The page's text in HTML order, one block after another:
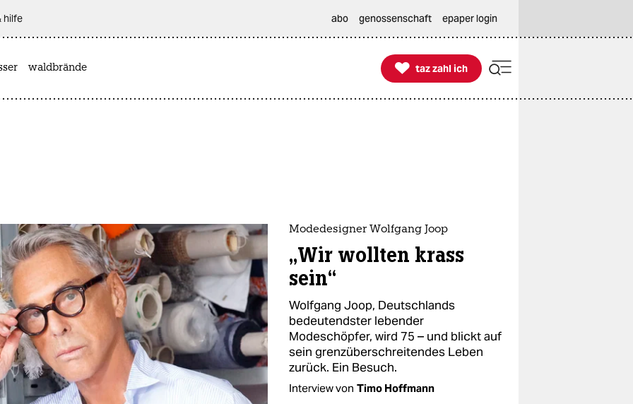
hilfe abo genossenschaft epaper login
waldbrände 
taz zahl ich
taz zahl ich
Modedesigner Wolfgang Joop
„Wir wollten krass
sein“
Wolfgang Joop, Deutschlands
bedeutendster lebender
Modeschöpfer, wird 75 – und blickt auf
sein grenzüberschreitendes Leben
zurück. Ein Besuch.
Interview von Timo Hoffmann